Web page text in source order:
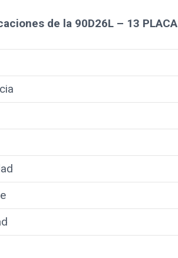
de la 90D26L – 13